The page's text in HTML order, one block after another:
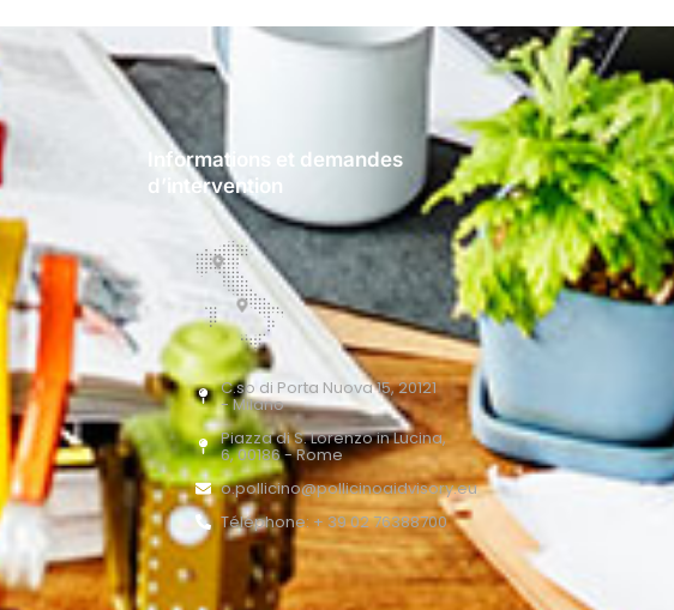
Informations et demandes
d’intervention
C.so di Porta Nuova 15, 20121
- Milano
Piazza di S. Lorenzo in Lucina,
6, 00186 - Rome
o.pollicino@pollicinoaidvisory.eu
Téléphone: + 39 02 76388700